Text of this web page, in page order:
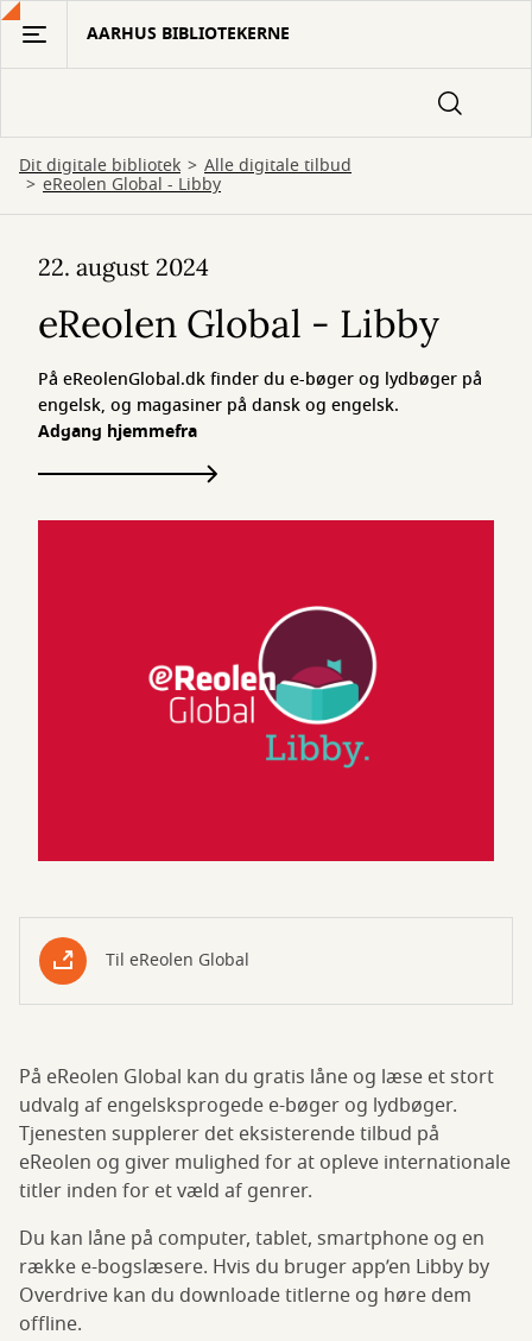
Gå
hovedindhold
AARHUS BIBLIOTEKERNE
Dit digitale bibliotek Alle digitale tilbud
eReolen Global - Libby
Global
Libby
22. august 2024
eReolen Global - Libby
På eReolenGlobal.dk finder du e-bøger og lydbøger på
engelsk, og magasiner på dansk og engelsk.
Adgang hjemmefra
Til eReolen Global
På eReolen Global kan du gratis låne og læse et stort
udvalg af engelsksprogede e-bøger og lydbøger.
Tjenesten supplerer det eksisterende tilbud på
eReolen og giver mulighed for at opleve internationale
titler inden for et væld af genrer.
Du kan låne på computer, tablet, smartphone og en
række e-bogslæsere. Hvis du bruger app’en Libby by
Overdrive kan du downloade titlerne og høre dem
offline.